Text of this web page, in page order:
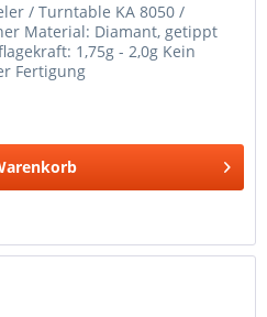
/ Turntable KA 8050 /
Material: Diamant, getippt
1,75g - 2,0g Kein
Fertigung